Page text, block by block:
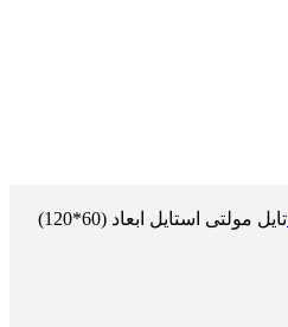
تایل مولتی استایل ابعاد (60*120)